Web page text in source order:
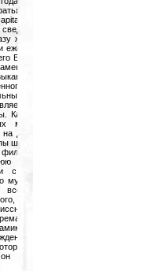
Веславски, известными своей
Hate, Vader, Vesania и многими
дебютный альбом «My Way to
же занял 1-ое место в номинации
независимой музыкальной
Востока METAL HAIL AWARDS! «My
собой начало новой главы
и предстал перед нами
опыта, мыслей и музыкальных
промежуток времени. Каждая
воплощением определенного
Каждая из них повествует нам обо
моментах и решениях, которые
дальнейшее движение и развитие
широко охватывает такие темы, как:
космос, самосознание,
психологию взаимодействия
с окружающим миром. «Музыка
музыка, в обычном понимании этого
соединение двух начал —
где Духовное начало всегда берет
позиция в музыке, где мы
начала блэк и дэт-метала,
— динамику Силы. Это музыка,
и усиление внутренней Силы
заставляет каждого из нас
стремился». Aleksey «Wiedzmin»